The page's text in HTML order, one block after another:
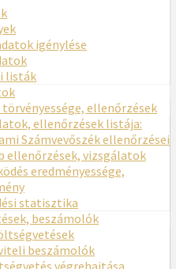
igénylése
listák
törvényessége, ellenőrzések
ellenőrzések listája:
Számvevőszék ellenőrzései
ellenőrzések, vizsgálatok
eredményessége,
statisztika
beszámolók
beszámolók